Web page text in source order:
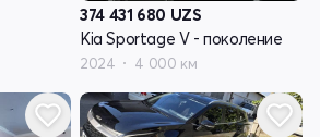
374 431 680 UZS
Kia Sportage V - поколение
2024 4 000 км